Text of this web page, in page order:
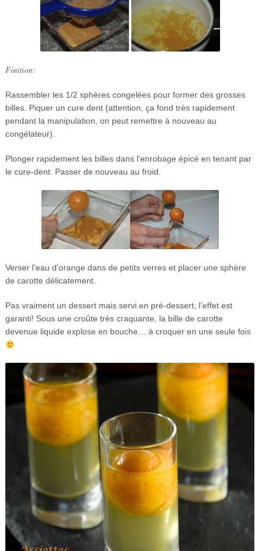
Finition:
Rassembler les 1/2 sphères congelées pour former des grosses
billes. Piquer un cure dent (attention, ça fond très rapidement
pendant la manipulation, on peut remettre à nouveau au
congélateur).
Plonger rapidement les billes dans l’enrobage épicé en tenant par
le cure-dent. Passer de nouveau au froid.
Verser l’eau d’orange dans de petits verres et placer une sphère
de carotte délicatement.
Pas vraiment un dessert mais servi en pré-dessert, l’effet est
garanti! Sous une croûte très craquante, la bille de carotte
devenue liquide explose en bouche… à croquer en une seule fois